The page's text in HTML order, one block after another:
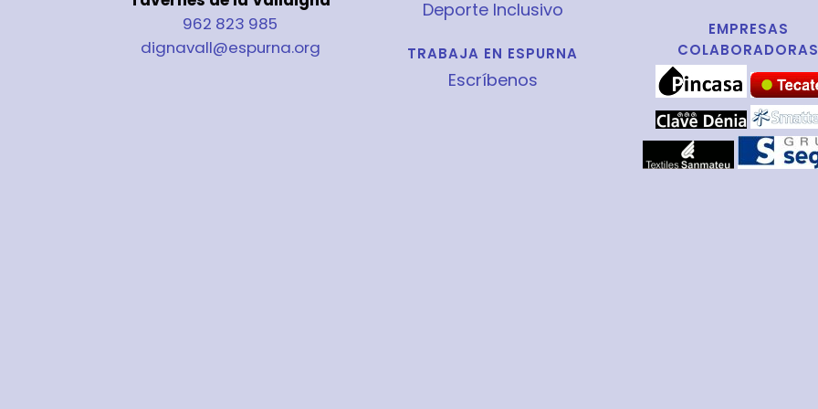
962 823 985
dignavall@espurna.org
Deporte Inclusivo
TRABAJA EN ESPURNA
Escríbenos
EMPRESAS
COLABORADORAS